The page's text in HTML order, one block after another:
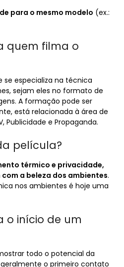
para o mesmo modelo (ex.:
quem filma o
se especializa na técnica
sejam eles no formato de
A formação pode ser
está relacionada à área de
Publicidade e Propaganda.
película?
térmico e privacidade,
a beleza dos ambientes.
nos ambientes é hoje uma
o início de um
todo o potencial da
o primeiro contato